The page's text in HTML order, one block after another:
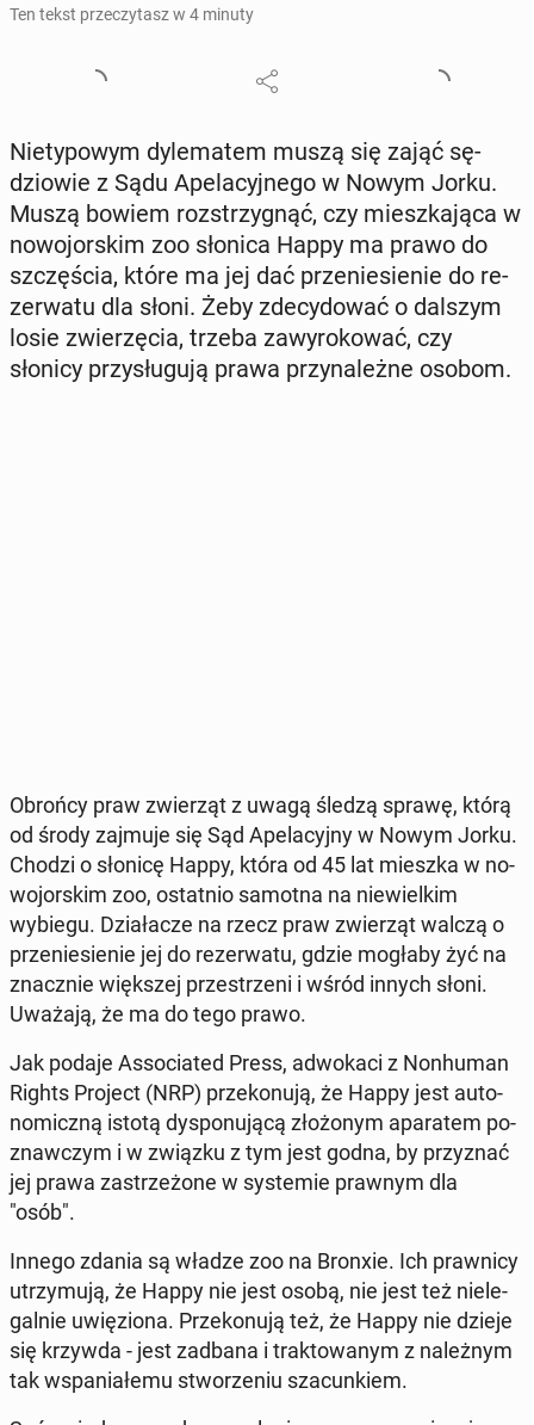
Ten tekst przeczytasz w 4 minuty
Nie­ty­po­wym dy­le­ma­tem muszą się zająć sę­
dzio­wie z Sądu Ape­la­cyj­ne­go w Nowym Jorku.
Muszą bowiem roz­strzy­gnąć, czy miesz­ka­ją­ca w
no­wo­jor­skim zoo słonica Happy ma prawo do
szczę­ścia, które ma jej dać prze­nie­sie­nie do re­
zer­wa­tu dla słoni. Żeby zde­cy­do­wać o dalszym
losie zwie­rzę­cia, trzeba za­wy­ro­ko­wać, czy
słonicy przy­słu­gu­ją prawa przy­na­leż­ne osobom.
Obrońcy praw zwie­rząt z uwagą śledzą sprawę, którą
od środy zajmuje się Sąd Ape­la­cyj­ny w Nowym Jorku.
Chodzi o słonicę Happy, która od 45 lat mieszka w no­
wo­jor­skim zoo, ostat­nio samotna na nie­wiel­kim
wybiegu. Dzia­ła­cze na rzecz praw zwie­rząt walczą o
prze­nie­sie­nie jej do re­zer­wa­tu, gdzie mogłaby żyć na
znacz­nie więk­szej prze­strze­ni i wśród innych słoni.
Uważają, że ma do tego prawo.
Jak podaje As­so­cia­ted Press, ad­wo­ka­ci z Non­hu­man
Rights Project (NRP) prze­ko­nu­ją, że Happy jest au­to­
no­micz­ną istotą dys­po­nu­ją­cą zło­żo­nym apa­ra­tem po­
znaw­czym i w związku z tym jest godna, by przy­znać
jej prawa za­strze­żo­ne w sys­te­mie prawnym dla
"osób".
Innego zdania są władze zoo na Bronxie. Ich praw­ni­cy
utrzy­mu­ją, że Happy nie jest osobą, nie jest też nie­le­
gal­nie uwię­zio­na. Prze­ko­nu­ją też, że Happy nie dzieje
się krzywda - jest zadbana i trak­to­wa­nym z na­leż­nym
tak wspa­nia­łe­mu stwo­rze­niu sza­cun­kiem.